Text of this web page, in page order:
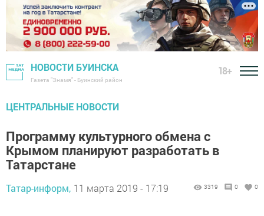
НОВОСТИ БУИНСКА
Газета "Знамя" - Буинский район
18+
ЦЕНТРАЛЬНЫЕ НОВОСТИ
Программу культурного обмена с
Крымом планируют разработать в
Татарстане
Татар-информ, 11 марта 2019 - 17:19 3319 0 0